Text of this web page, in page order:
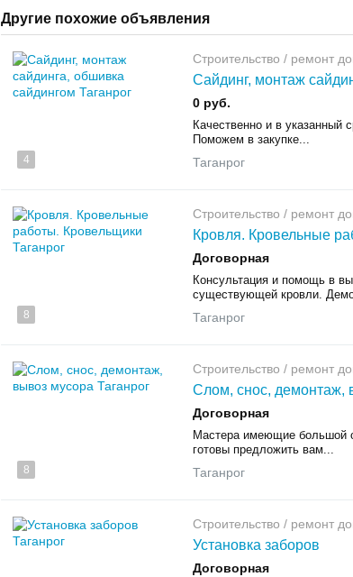
Другие похожие объявления
4
Строительство / ремонт
Сайдинг, монтаж
0 руб.
Качественно и в указанный
Поможем в закупке...
Таганрог
8
Строительство / ремонт
Кровля. Кровельные
Договорная
Консультация и помощь в
существующей кровли.
Таганрог
8
Строительство / ремонт
Слом, снос, демонтаж,
Договорная
Мастера имеющие большой
готовы предложить вам...
Таганрог
Строительство / ремонт
Установка заборов
Договорная